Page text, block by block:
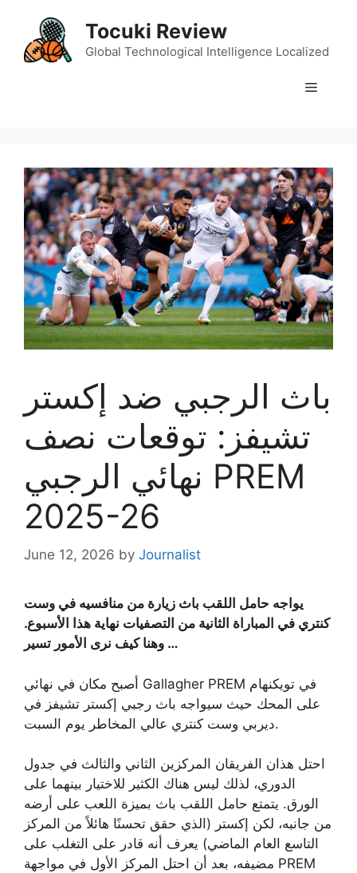
content
Tocuki Review
Global Technological Intelligence Localized
Menu
باث الرجبي ضد إكستر
تشيفز: توقعات نصف
نهائي الرجبي PREM
2025-26
June 12, 2026 by Journalist
يواجه حامل اللقب باث زيارة من منافسيه في وست
كنتري في المباراة الثانية من التصفيات نهاية هذا الأسبوع.
وهنا كيف نرى الأمور تسير …
أصبح مكان في نهائي Gallagher PREM في تويكنهام
على المحك حيث سيواجه باث رجبي إكستر تشيفز في
ديربي وست كنتري عالي المخاطر يوم السبت.
احتل هذان الفريقان المركزين الثاني والثالث في جدول
الدوري، لذلك ليس هناك الكثير للاختيار بينهما على
الورق. يتمتع حامل اللقب باث بميزة اللعب على أرضه
من جانبه، لكن إكستر (الذي حقق تحسنًا هائلاً من المركز
التاسع العام الماضي) يعرف أنه قادر على التغلب على
مضيفه، بعد أن احتل المركز الأول في مواجهة PREM